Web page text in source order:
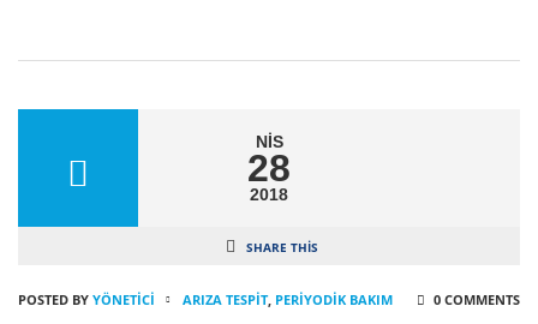
NIS
28
2018
SHARE THIS
POSTED BY YÖNETICI ARIZA TESPIT, PERIYODIK BAKIM 0 COMMENTS